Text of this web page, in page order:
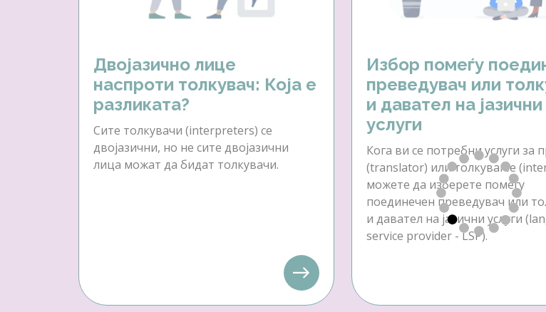
Двојазично лице
наспроти толкувач: Која е
разликата?
Сите толкувачи (interpreters) се
двојазични, но не сите двојазични
лица можат да бидат толкувачи.
Избор помеѓу
преведувач или
и давател на јазични
услуги
Кога ви се потребни услуги за
(translator) или толкување
можете да изберете помеѓу
поединечен преведувач или
и давател на јазични услуги
service provider - LSP).